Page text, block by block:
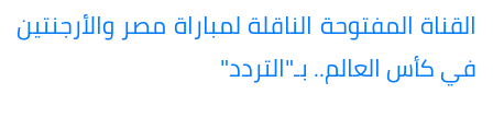
القناة المفتوحة الناقلة لمباراة مصر والأرجنتين
في كأس العالم.. بـ"التردد"